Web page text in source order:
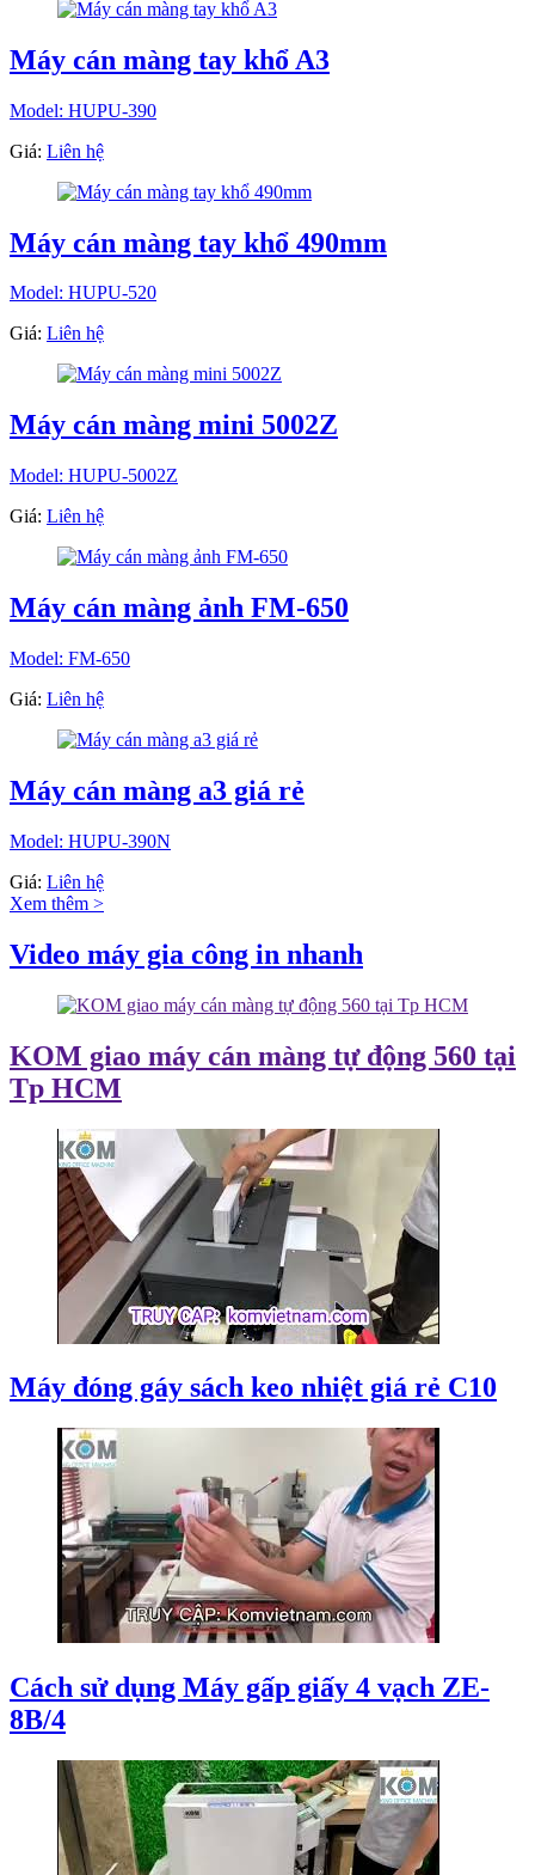
Máy cán màng tay khổ A3
Model: HUPU-390
Giá: Liên hệ
Máy cán màng tay khổ 490mm
Model: HUPU-520
Giá: Liên hệ
Máy cán màng mini 5002Z
Model: HUPU-5002Z
Giá: Liên hệ
Máy cán màng ảnh FM-650
Model: FM-650
Giá: Liên hệ
Máy cán màng a3 giá rẻ
Model: HUPU-390N
Giá: Liên hệ
Xem thêm >
Video máy gia công in nhanh
KOM giao máy cán màng tự động 560 tại
Tp HCM
Máy đóng gáy sách keo nhiệt giá rẻ C10
Cách sử dụng Máy gấp giấy 4 vạch ZE-
8B/4